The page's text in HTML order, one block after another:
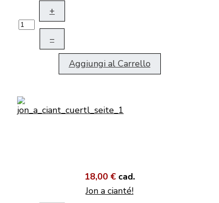
+
–
Aggiungi al Carrello
18,00 € cad.
Jon a cianté!